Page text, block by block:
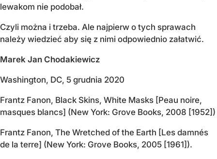
lewakom nie podobał.
Czyli można i trzeba. Ale najpierw o tych sprawach
należy wiedzieć aby się z nimi odpowiednio załatwić.
Marek Jan Chodakiewicz
Washington, DC, 5 grudnia 2020
Frantz Fanon, Black Skins, White Masks [Peau noire,
masques blancs] (New York: Grove Books, 2008 [1952])
Frantz Fanon, The Wretched of the Earth [Les damnés
de la terre] (New York: Grove Books, 2005 [1961]).